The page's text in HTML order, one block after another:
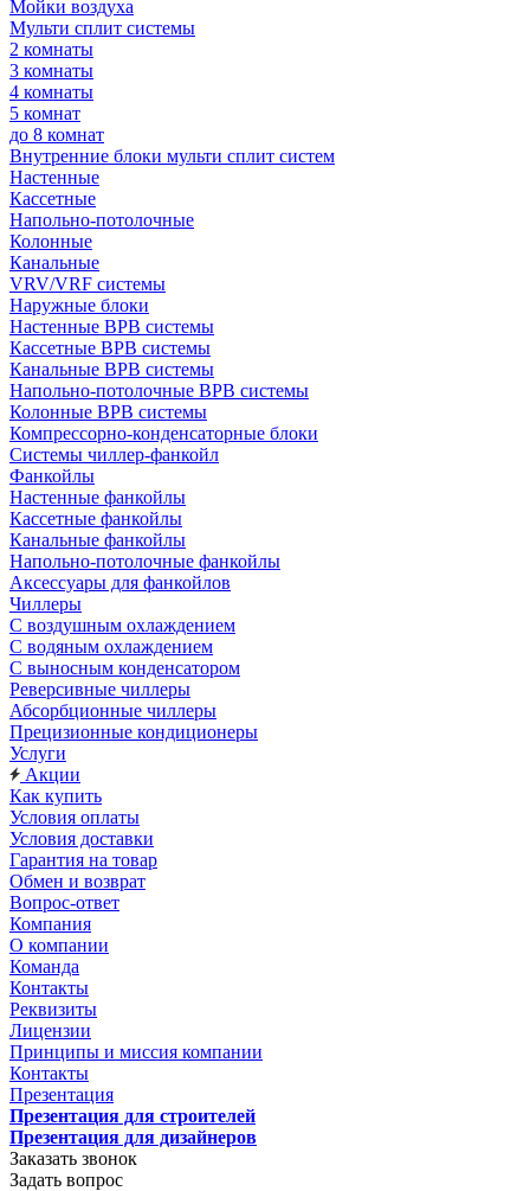
Мойки воздуха
Мульти сплит системы
2 комнаты
3 комнаты
4 комнаты
5 комнат
до 8 комнат
Внутренние блоки мульти сплит систем
Настенные
Кассетные
Напольно-потолочные
Колонные
Канальные
VRV/VRF системы
Наружные блоки
Настенные ВРВ системы
Кассетные ВРВ системы
Канальные ВРВ системы
Напольно-потолочные ВРВ системы
Колонные ВРВ системы
Компрессорно-конденсаторные блоки
Системы чиллер-фанкойл
Фанкойлы
Настенные фанкойлы
Кассетные фанкойлы
Канальные фанкойлы
Напольно-потолочные фанкойлы
Аксессуары для фанкойлов
Чиллеры
С воздушным охлаждением
С водяным охлаждением
С выносным конденсатором
Реверсивные чиллеры
Абсорбционные чиллеры
Прецизионные кондиционеры
Услуги
Акции
Как купить
Условия оплаты
Условия доставки
Гарантия на товар
Обмен и возврат
Вопрос-ответ
Компания
О компании
Команда
Контакты
Реквизиты
Лицензии
Принципы и миссия компании
Контакты
Презентация
Презентация для строителей
Презентация для дизайнеров
Заказать звонок
Задать вопрос